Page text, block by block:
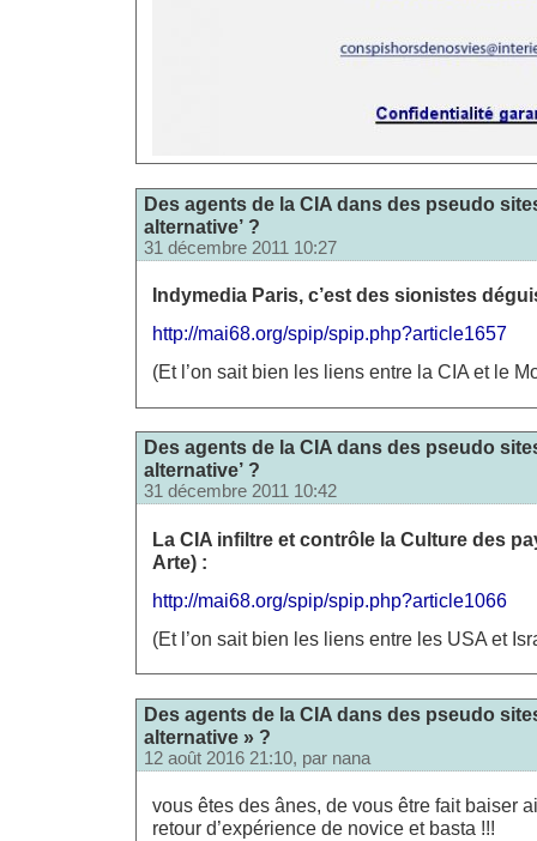
Des agents de la CIA dans des pseudo
alternative’ ?
31 décembre 2011 10:27
Indymedia Paris, c’est des sionistes
http://mai68.org/spip/spip.php?article1657
(Et l’on sait bien les liens entre la CIA et le
Des agents de la CIA dans des pseudo
alternative’ ?
31 décembre 2011 10:42
La CIA infiltre et contrôle la Culture des
Arte) :
http://mai68.org/spip/spip.php?article1066
(Et l’on sait bien les liens entre les USA et
Des agents de la CIA dans des pseudo
alternative » ?
12 août 2016 21:10, par nana
vous êtes des ânes, de vous être fait baiser
retour d’expérience de novice et basta !!!